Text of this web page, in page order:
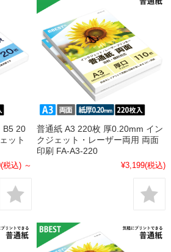
B5 20
ット
(税込) ～
普通紙 A3 220枚 厚0.20mm イン
クジェット・レーザー両用 両面
印刷 FA-A3-220
¥3,199(税込)